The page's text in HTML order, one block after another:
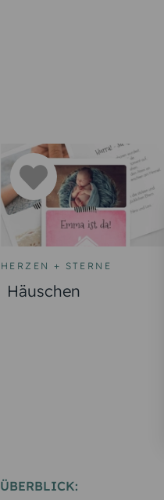
HERZEN + STERNE
Häuschen
ÜBERBLICK: